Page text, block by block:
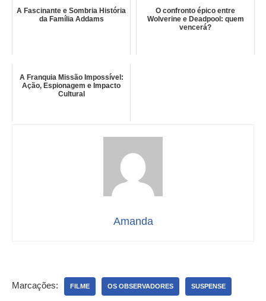
A Fascinante e Sombria História
da Família Addams
O confronto épico entre
Wolverine e Deadpool: quem
vencerá?
A Franquia Missão Impossível:
Ação, Espionagem e Impacto
Cultural
Amanda
Marcações: FILME OS OBSERVADORES SUSPENSE